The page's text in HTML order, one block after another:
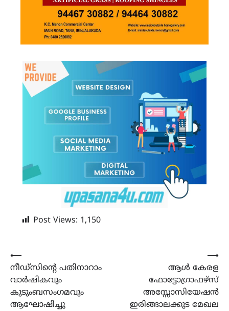
Post Views: 1,150
Post
navigation
⟵
നീഡ്സിന്‍റെ പതിനാറാം
വാർഷികവും
കുടുംബസംഗമവും
ആഘോഷിച്ചു
ആൾ കേരള
ഫോട്ടോഗ്രാഫഴ്സ്
അസ്സോസിയേഷൻ
ഇരിങ്ങാലക്കുട മേഖല
⟶